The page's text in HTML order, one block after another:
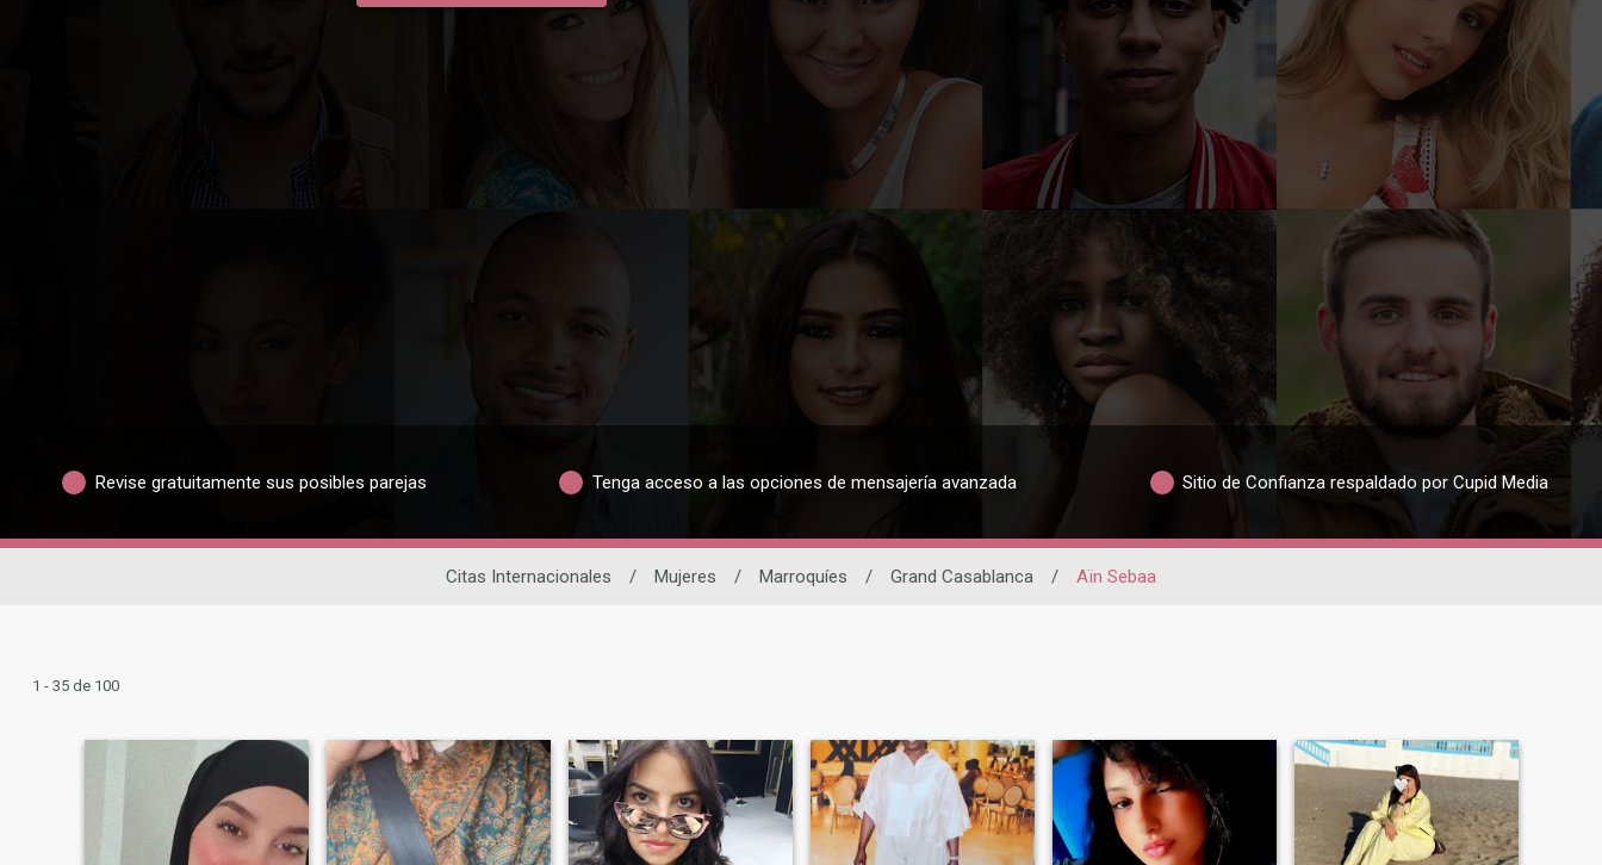
Revise gratuitamente sus posibles parejas Tenga acceso a las opciones de mensajería avanzada Sitio de Confianza respaldado por Cupid Media
Citas Internacionales / Mujeres / Marroquíes / Grand Casablanca / Aïn Sebaa
1 - 35 de 100